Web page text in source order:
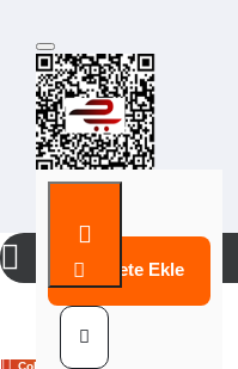
Sepete Ekle
Çok Satılan Ürün